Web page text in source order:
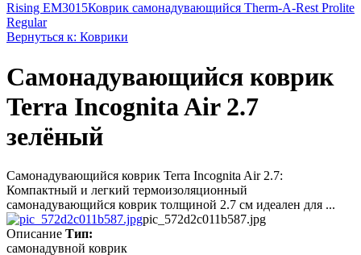
Rising EM3015Коврик самонадувающийся Therm-A-Rest Prolite
Regular
Вернуться к: Коврики
Самонадувающийся коврик
Terra Incognita Air 2.7
зелёный
Самонадувающийся коврик Terra Incognita Air 2.7:
Компактный и легкий термоизоляционный
самонадувающийся коврик толщиной 2.7 см идеален для ...
pic_572d2c011b587.jpg
Описание Тип:
самонадувной коврик